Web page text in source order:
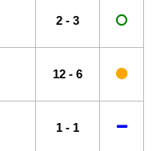
2 - 3
12 - 6
1 - 1